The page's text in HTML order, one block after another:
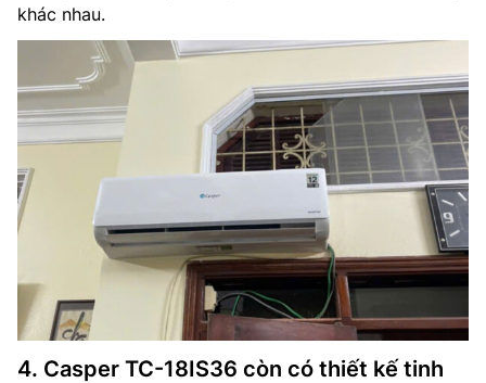
khác nhau.
4. Casper TC-18IS36 còn có thiết kế tinh